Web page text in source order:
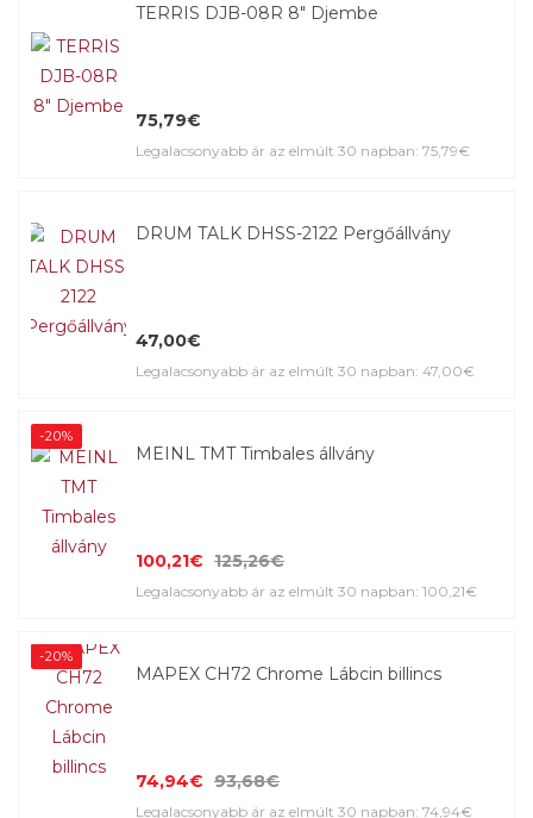
TERRIS DJB-08R 8" Djembe
75,79€
Legalacsonyabb ár az elmúlt 30 napban: 75,79€
DRUM TALK DHSS-2122 Pergőállvány
47,00€
Legalacsonyabb ár az elmúlt 30 napban: 47,00€
-20%
MEINL TMT Timbales állvány
100,21€ 125,26€
Legalacsonyabb ár az elmúlt 30 napban: 100,21€
-20%
MAPEX CH72 Chrome Lábcin billincs
74,94€ 93,68€
Legalacsonyabb ár az elmúlt 30 napban: 74,94€